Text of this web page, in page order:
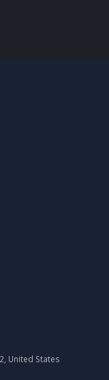
United States